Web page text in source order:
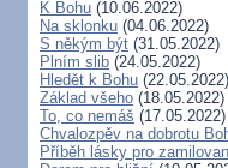
K Bohu (10.06.2022)
Na sklonku (04.06.2022)
S někým být (31.05.2022)
Plním slib (24.05.2022)
Hledět k Bohu (22.05.2022)
Základ všeho (18.05.2022)
To, co nemáš (17.05.2022)
Chvalozpěv na dobrotu
Příběh lásky pro